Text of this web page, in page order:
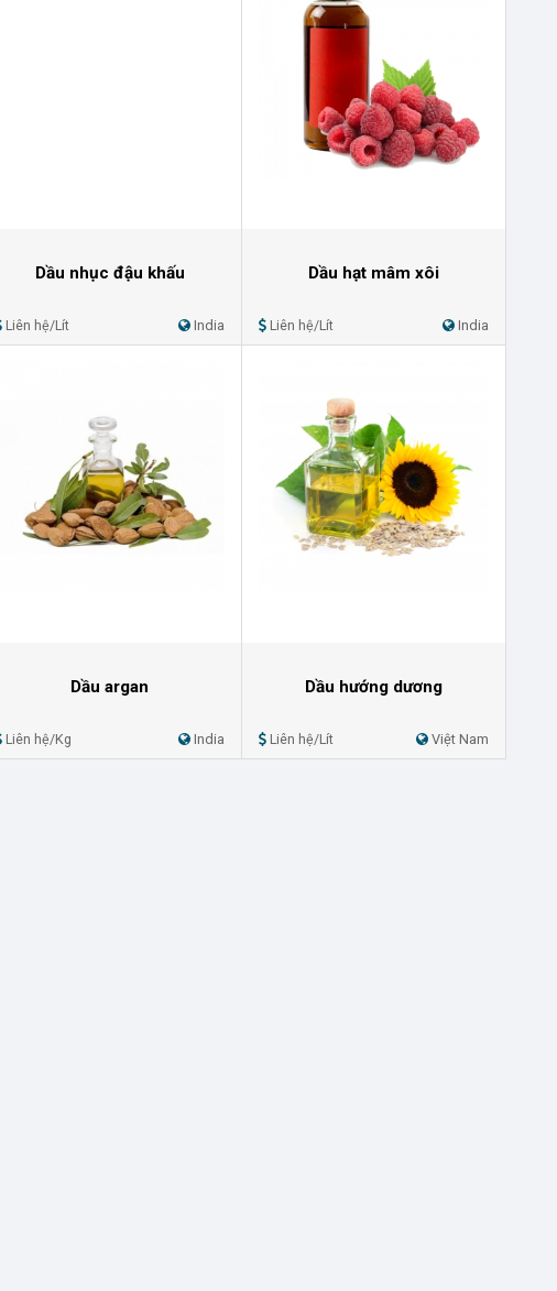
Dầu nhục đậu khấu
Liên hệ/Lít India
Dầu hạt mâm xôi
Liên hệ/Lít India
Dầu argan
Liên hệ/Kg India
Dầu hướng dương
Liên hệ/Lít Việt Nam